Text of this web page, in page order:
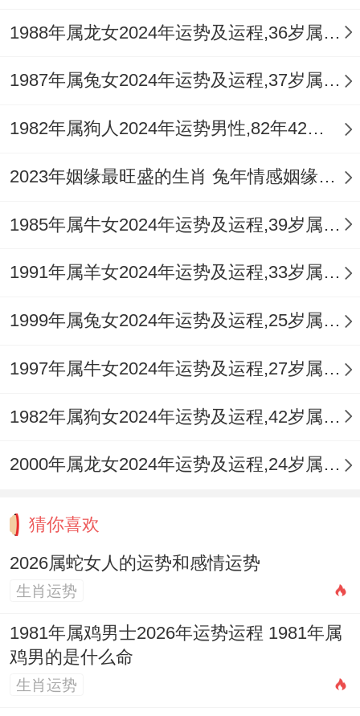
财去」之感，偏财星（庚金）同样受克，故
而不宜进行高风险、短线投机的投资，如股
借技艺，服务、创意变现，比劫夺财的隐患
而破财，借钱，担保、合伙投资务必审慎，
合同条款需清晰。
2.3 职场人际关系需要看什么？
强，比肩劫财林立，在职场中易遇到强劲的
竞争者，或是同僚间因利益、功劳分配产生
致嫉妒，务必保持低调谦与，避免锋芒毕
明，可以佩戴【祥安阁九艳利贵手链】，借
助其增进人缘、化解是非的能量，让职场人
际更圆融，助力事业推进。
2.4 是否有创业或转行的时机？
「驿马」、配 「食神」 ，对于有创业想法
1988年属龙女2024年运势及运程,36岁属龙人2024全年每月运势女性如何
1987年属兔女2024年运势及运程,37岁属兔人2024全年每月运势女性如何
1982年属狗人2024年运势男性,82年42岁属狗男2024年每月运程怎么样
2023年姻缘最旺盛的生肖 兔年情感姻缘运比较旺的属相
1985年属牛女2024年运势及运程,39岁属牛人2024全年每月运势女性如何
1991年属羊女2024年运势及运程,33岁属羊人2024全年每月运势女性如何
1999年属兔女2024年运势及运程,25岁属兔人2024全年每月运势女性如何
1997年属牛女2024年运势及运程,27岁属牛人2024全年每月运势女性如何
1982年属狗女2024年运势及运程,42岁属狗人2024全年每月运势女性如何
2000年属龙女2024年运势及运程,24岁属龙人2024全年每月运势女性如何
猜你喜欢
2026属蛇女人的运势和感情运势
生肖运势
1981年属鸡男士2026年运势运程 1981年属
鸡男的是什么命
生肖运势